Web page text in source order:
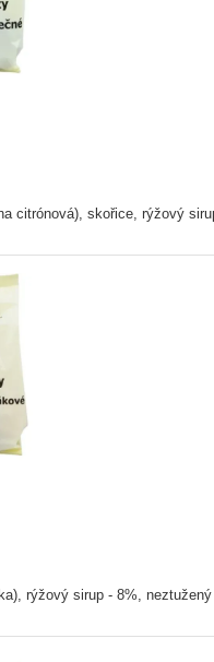
citrónová), skořice, rýžový
rýžový sirup - 8%, neztužený